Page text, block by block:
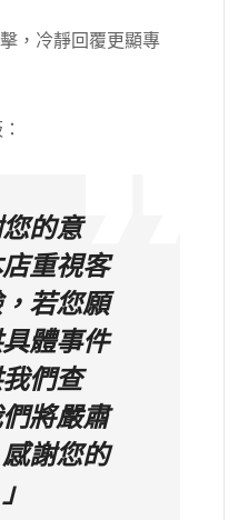
，冷靜回覆更顯專
您的意
重視客
若您願
體事件
們查
將嚴肅
謝您的